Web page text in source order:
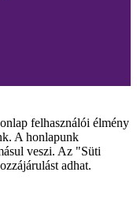
felhasználói élmény
A honlapunk
veszi. Az "Süti
adhat.